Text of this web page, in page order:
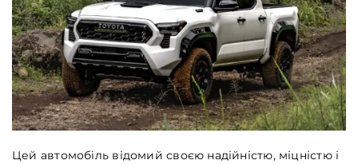
Цей автомобіль відомий своєю надійністю, міцністю і